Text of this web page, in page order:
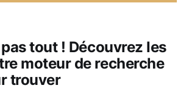
tout ! Découvrez les
moteur de recherche
trouver